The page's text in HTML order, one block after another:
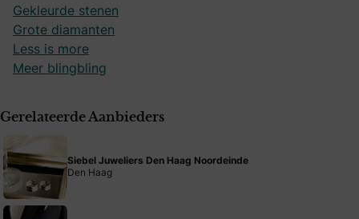
Gekleurde stenen
Grote diamanten
Less is more
Meer blingbling
Gerelateerde Aanbieders
Siebel Juweliers Den Haag Noordeinde
Den Haag